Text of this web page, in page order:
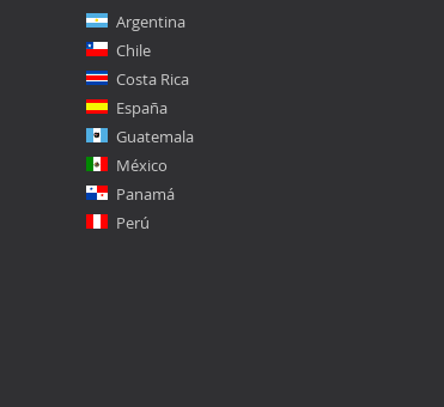
Argentina
Chile
Costa Rica
España
Guatemala
México
Panamá
Perú